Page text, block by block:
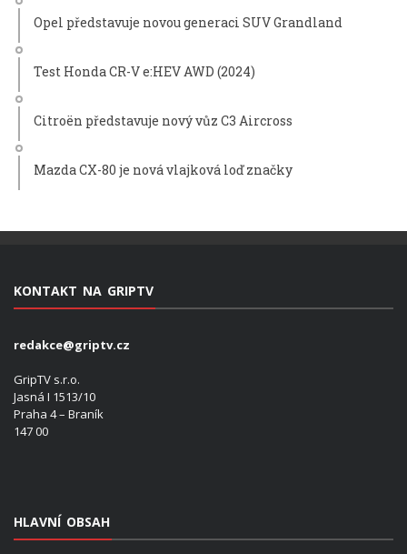
Opel představuje novou generaci SUV Grandland
Test Honda CR-V e:HEV AWD (2024)
Citroën představuje nový vůz C3 Aircross
Mazda CX-80 je nová vlajková loď značky
KONTAKT NA GRIPTV
redakce@griptv.cz
GripTV s.r.o.
Jasná I 1513/10
Praha 4 – Braník
147 00
HLAVNÍ OBSAH